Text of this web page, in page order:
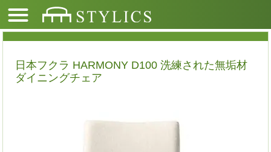
日本フクラ HARMONY D100 洗練された無垢材
ダイニングチェア